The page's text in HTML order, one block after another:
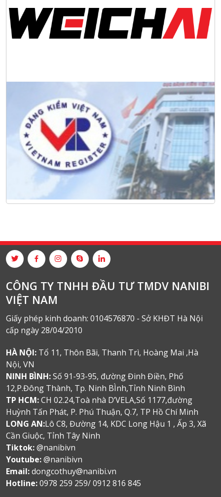
CÔNG TY TNHH ĐẦU TƯ TMDV NANIBI
VIỆT NAM
Giấy phép kinh doanh: 0104576870 - Sở KHĐT Hà Nội
cấp ngày 28/04/2010
HÀ NỘI: Tổ 11, Thôn Bãi, Thanh Trì, Hoàng Mai ,Hà
Nội, VN
NINH BÌNH:Số 91-93-95, đường Đinh Điền, Phố
12,P.Đông Thành, Tp. Ninh BÌnh,Tỉnh Ninh Bình
TP HCM:CH 02.24,Toà nhà D’VELA,Số 1177,đường
Huỳnh Tấn Phát, P. Phú Thuận, Q.7, TP Hồ Chí Minh
LONG AN:Lô C8, Đường 14, KDC Long Hậu 1 , Ấp 3, Xã
Cần Giuộc, Tỉnh Tây Ninh
Tiktok:@nanibivn
Youtube:@nanibivn
Email:dongcothuy@nanibi.vn
Hotline:0978 259 259/ 0912 816 845